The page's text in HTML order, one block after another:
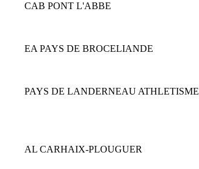
CAB PONT L'ABBE
EA PAYS DE BROCELIANDE
PAYS DE LANDERNEAU ATHLETISME
AL CARHAIX-PLOUGUER